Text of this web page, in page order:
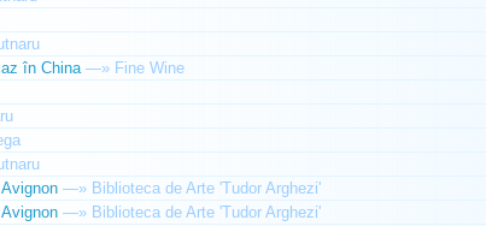
în China —» Fine Wine
—» Biblioteca de Arte 'Tudor Arghezi'
—» Biblioteca de Arte 'Tudor Arghezi'